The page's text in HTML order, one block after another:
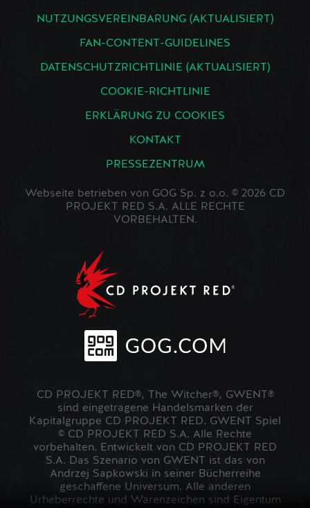
NUTZUNGSVEREINBARUNG (AKTUALISIERT)
FAN-CONTENT-GUIDELINES
DATENSCHUTZRICHTLINIE (AKTUALISIERT)
COOKIE-RICHTLINIE
ERKLÄRUNG ZU COOKIES
KONTAKT
PRESSEZENTRUM
Webseite betrieben von GOG Sp. z o.o. © 2026 CD
PROJEKT RED S.A. ALLE RECHTE
VORBEHALTEN.
CD PROJEKT RED®, The Witcher®, GWENT®
sind eingetragene Handelsmarken der
Kapitalgruppe CD PROJEKT RED. GWENT Spiel
© CD PROJEKT RED S.A. Alle Rechte
vorbehalten. Entwickelt von CD PROJEKT RED
S.A. Das Szenario von GWENT ist das von
Andrzej Sapkowski in seiner Bücherreihe
geschaffene Universum. Alle anderen
Urheberrechte und Warenzeichen sind Eigentum